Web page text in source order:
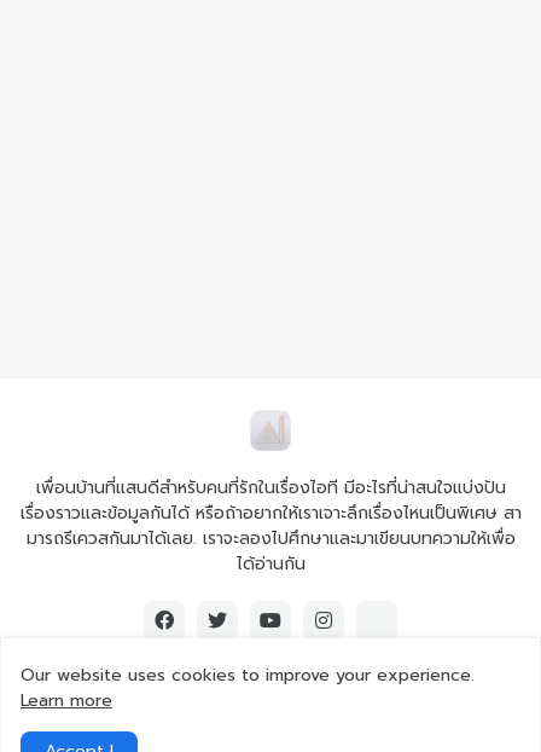
เพื่อนบ้านที่แสนดีสำหรับคนที่รักในเรื่องไอที มีอะไรที่น่าสนใจแบ่งปัน
เรื่องราวและข้อมูลกันได้ หรือถ้าอยากให้เราเจาะลึกเรื่องไหนเป็นพิเศษ สา
มารถรีเควสกันมาได้เลย. เราจะลองไปศึกษาและมาเขียนบทความให้เพื่อ
ได้อ่านกัน
Our website uses cookies to improve your experience.
Learn more